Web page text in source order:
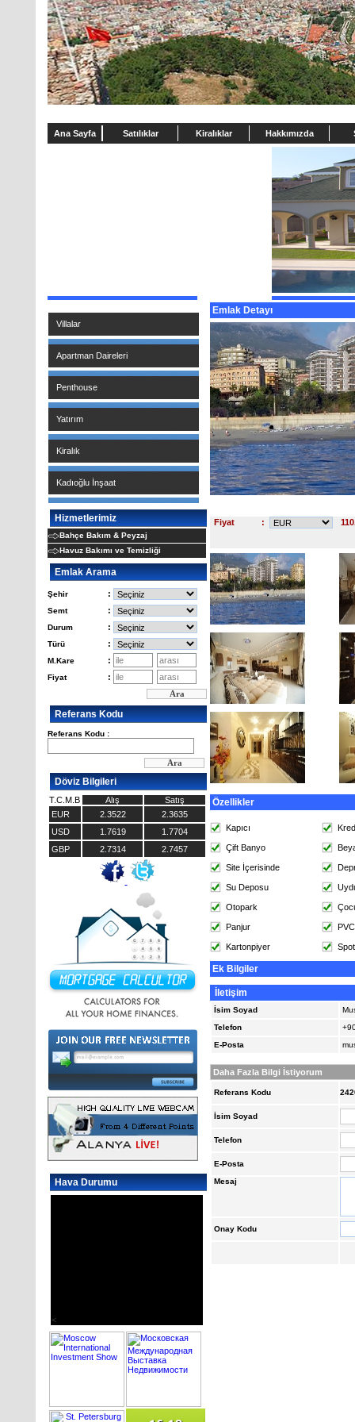
Ana Sayfa Satılıklar Kiralıklar Hakkımızda
Villalar
Apartman Daireleri
Penthouse
Yatırım
Kiralık
Kadıoğlu İnşaat
Hizmetlerimiz
Bahçe Bakım & Peyzaj
Havuz Bakımı ve Temizliği
Emlak Arama
Şehir :
Semt :
Durum :
Türü :
M.Kare :
Fiyat :
Referans Kodu
Referans Kodu :
Döviz Bilgileri
T.C.M.B Alış
Satış
EUR
2.3522
2.3635
USD
1.7619
1.7704
GBP
2.7314 2.7457
Hava Durumu
<
Emlak Detayı
Fiyat :
Özellikler
Kapıcı
Çift Banyo
Site İçerisinde
Su Deposu
Otopark
Panjur
Kartonpiyer
Ek Bilgiler
İletişim
İsim Soyad
Telefon
E-Posta
Daha Fazla Bilgi İstiyorum
Referans Kodu
İsim Soyad
Telefon
E-Posta
Mesaj
Onay Kodu